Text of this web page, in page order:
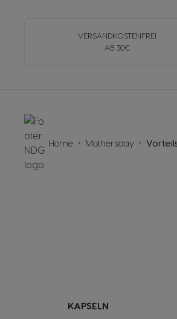
VERSANDKOSTENFREI
AB 30€
Home Mothersday
KAPSELN